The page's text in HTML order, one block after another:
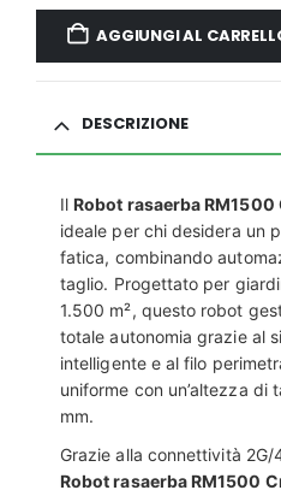
AGGIUNGI AL
DESCRIZIONE
IlRobot rasaerba RM1500
ideale per chi desidera un
fatica, combinando
taglio. Progettato per
1.500 m², questo robot
totale autonomia grazie al
intelligente e al filo
uniforme con un’altezza di
mm.
Grazie alla connettività 2G/
Robot rasaerba RM1500